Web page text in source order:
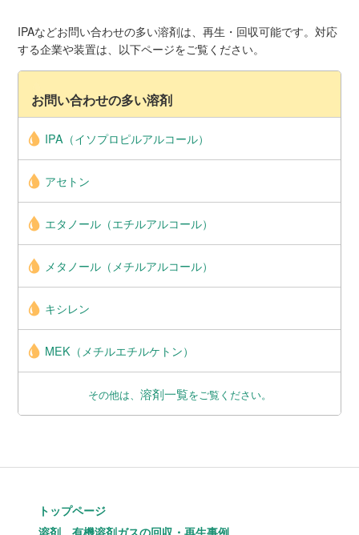
IPAなどお問い合わせの多い溶剤は、再生・回収可能です。対応
する企業や装置は、以下ページをご覧ください。
お問い合わせの多い溶剤
IPA（イソプロピルアルコール）
アセトン
エタノール（エチルアルコール）
メタノール（メチルアルコール）
キシレン
MEK（メチルエチルケトン）
その他は、 溶剤一覧をご覧ください。
トップページ